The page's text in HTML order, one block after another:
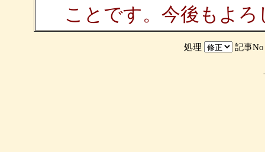
ことです。今後もよ
処理 記事